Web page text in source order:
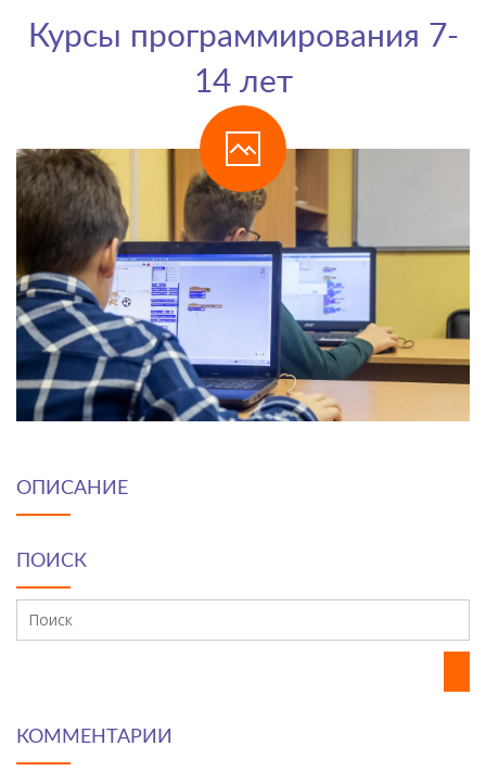
Курсы программирования 7-
14 лет
ОПИСАНИЕ
ПОИСК
КОММЕНТАРИИ